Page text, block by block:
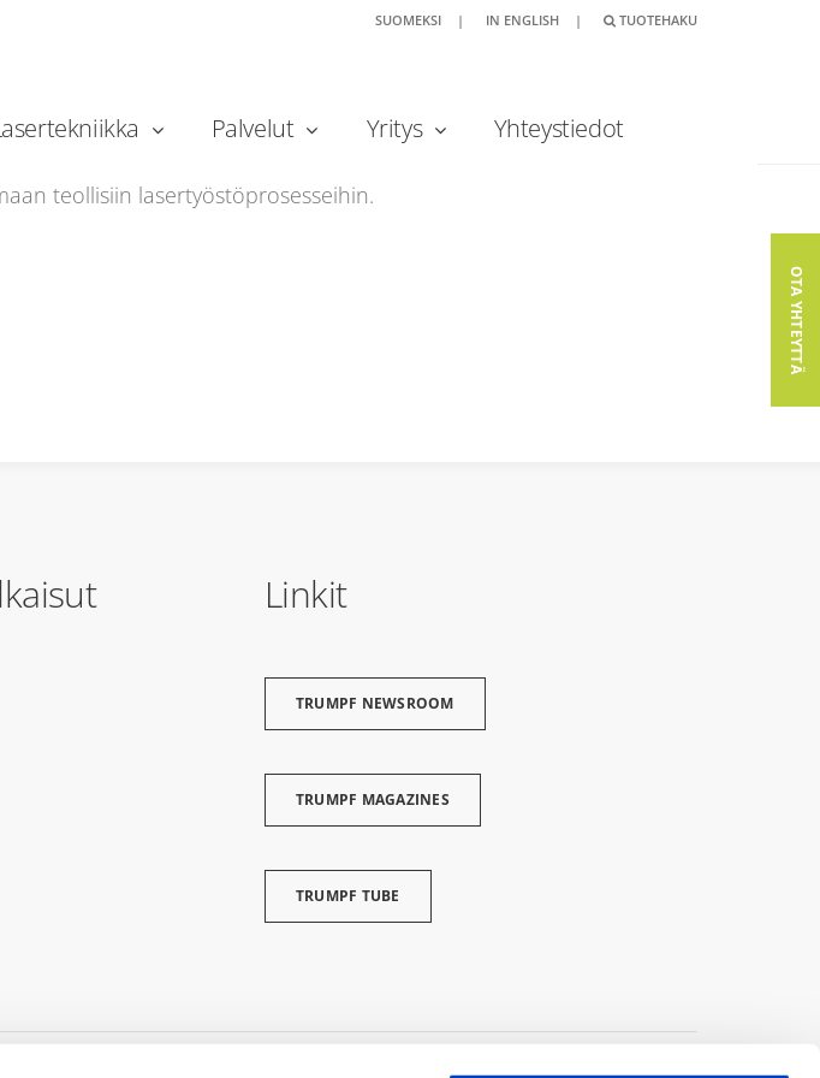
SUOMEKSI | IN ENGLISH | TUOTEHAKU
Palvelut Yritys Yhteystiedot
OTA YHTEYTTÄ
teollisiin lasertyöstöprosesseihin.
Linkit
TRUMPF NEWSROOM
TRUMPF MAGAZINES
TRUMPF TUBE
OTA YHTEYTTÄ